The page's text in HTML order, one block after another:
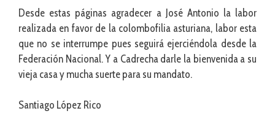
Desde estas páginas agradecer a José Antonio la labor
realizada en favor de la colombofilia asturiana, labor esta
que no se interrumpe pues seguirá ejerciéndola desde la
Federación Nacional. Y a Cadrecha darle la bienvenida a su
vieja casa y mucha suerte para su mandato.
Santiago López Rico